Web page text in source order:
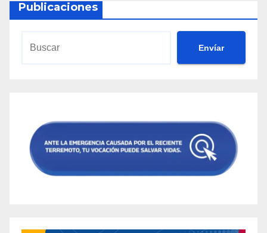
Publicaciones
Envíar